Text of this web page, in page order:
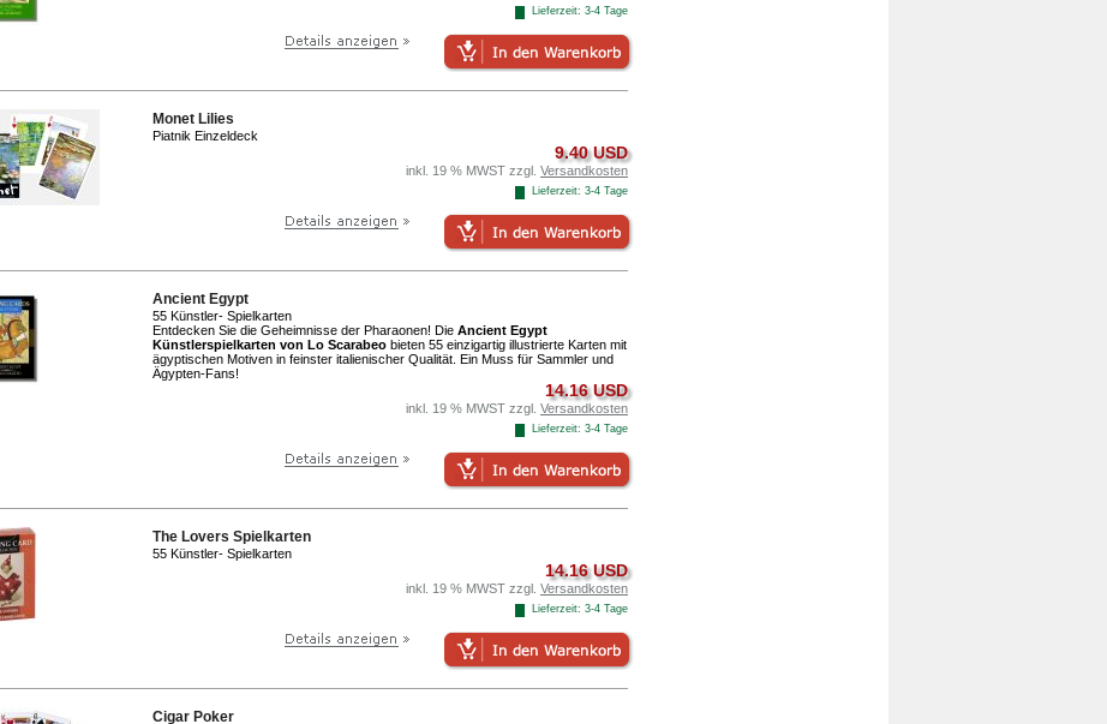
Lieferzeit: 3-4 Tage
Monet Lilies
Piatnik Einzeldeck
9.40 USD
inkl. 19 % MWST zzgl. Versandkosten
Lieferzeit: 3-4 Tage
Ancient Egypt
55 Künstler- Spielkarten
Entdecken Sie die Geheimnisse der Pharaonen! Die Ancient Egypt
Künstlerspielkarten von Lo Scarabeo bieten 55 einzigartig illustrierte Karten mit
ägyptischen Motiven in feinster italienischer Qualität. Ein Muss für Sammler und
Ägypten-Fans!
14.16 USD
inkl. 19 % MWST zzgl. Versandkosten
Lieferzeit: 3-4 Tage
The Lovers Spielkarten
55 Künstler- Spielkarten
14.16 USD
inkl. 19 % MWST zzgl. Versandkosten
Lieferzeit: 3-4 Tage
Cigar Poker